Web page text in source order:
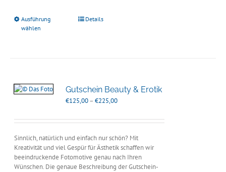
Ausführung
wählen
Details
Gutschein Beauty & Erotik
€125,00–€225,00Preisspanne:
bis
Sinnlich, natürlich und einfach nur schön? Mit
Kreativität und viel Gespür für Ästhetik schaffen wir
beeindruckende Fotomotive genau nach Ihren
Wünschen. Die genaue Beschreibung der Gutschein-